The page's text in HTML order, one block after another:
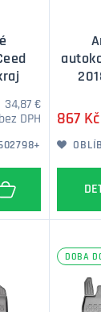
34,87 €
DPH
867 Kč
DOBA